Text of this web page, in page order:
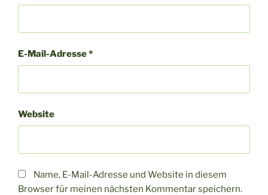
E-Mail-Adresse*
Website
Name, E-Mail-Adresse und Website in diesem
Browser für meinen nächsten Kommentar speichern.